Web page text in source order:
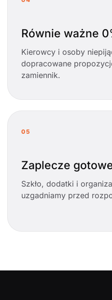
Równie ważne
Kierowcy i osoby
dopracowane
zamiennik.
05
Zaplecze
Szkło, dodatki i
uzgadniamy przed